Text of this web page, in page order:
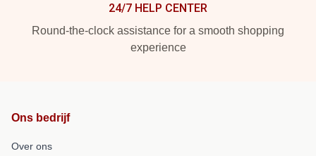
24/7 HELP CENTER
Round-the-clock assistance for a smooth shopping
experience
Ons bedrijf
Over ons